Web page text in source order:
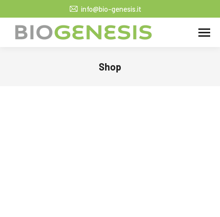
info@bio-genesis.it
Shop